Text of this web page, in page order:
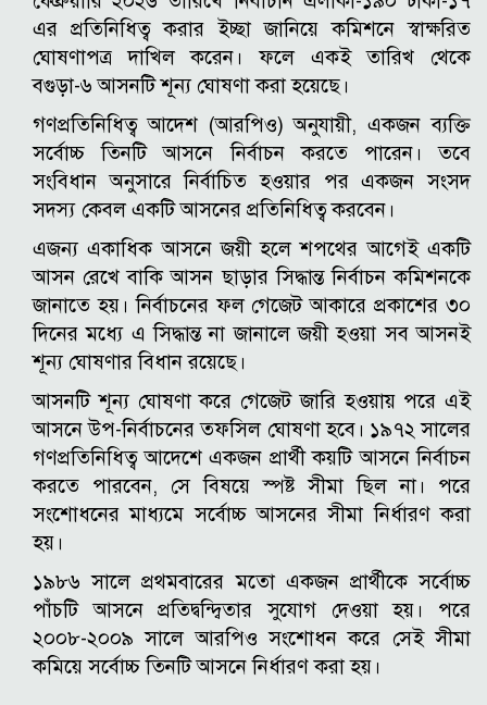
এর প্রতিনিধিত্ব করার ইচ্ছা জানিয়ে কমিশনে স্বাক্ষরিত
ঘোষণাপত্র দাখিল করেন। ফলে একই তারিখ থেকে
বগুড়া-৬ আসনটি শূন্য ঘোষণা করা হয়েছে।
গণপ্রতিনিধিত্ব আদেশ (আরপিও) অনুযায়ী, একজন ব্যক্তি
সর্বোচ্চ তিনটি আসনে নির্বাচন করতে পারেন। তবে
সংবিধান অনুসারে নির্বাচিত হওয়ার পর একজন সংসদ
সদস্য কেবল একটি আসনের প্রতিনিধিত্ব করবেন।
এজন্য একাধিক আসনে জয়ী হলে শপথের আগেই একটি
আসন রেখে বাকি আসন ছাড়ার সিদ্ধান্ত নির্বাচন কমিশনকে
জানাতে হয়। নির্বাচনের ফল গেজেট আকারে প্রকাশের ৩০
দিনের মধ্যে এ সিদ্ধান্ত না জানালে জয়ী হওয়া সব আসনই
শূন্য ঘোষণার বিধান রয়েছে।
আসনটি শূন্য ঘোষণা করে গেজেট জারি হওয়ায় পরে এই
আসনে উপ-নির্বাচনের তফসিল ঘোষণা হবে। ১৯৭২ সালের
গণপ্রতিনিধিত্ব আদেশে একজন প্রার্থী কয়টি আসনে নির্বাচন
করতে পারবেন, সে বিষয়ে স্পষ্ট সীমা ছিল না। পরে
সংশোধনের মাধ্যমে সর্বোচ্চ আসনের সীমা নির্ধারণ করা
হয়।
১৯৮৬ সালে প্রথমবারের মতো একজন প্রার্থীকে সর্বোচ্চ
পাঁচটি আসনে প্রতিদ্বন্দ্বিতার সুযোগ দেওয়া হয়। পরে
২০০৮-২০০৯ সালে আরপিও সংশোধন করে সেই সীমা
কমিয়ে সর্বোচ্চ তিনটি আসনে নির্ধারণ করা হয়।